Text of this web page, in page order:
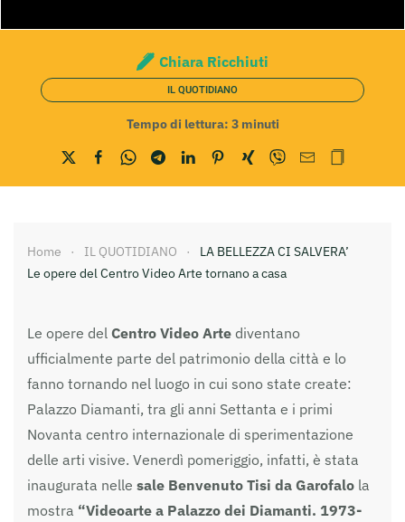
Chiara Ricchiuti
IL QUOTIDIANO
Tempo di lettura: 3 minuti
Home IL QUOTIDIANO
LA BELLEZZA CI SALVERA’
Le opere del Centro Video Arte tornano a casa
Le opere del Centro Video Arte diventano
ufficialmente parte del patrimonio della città e lo
fanno tornando nel luogo in cui sono state create:
Palazzo Diamanti, tra gli anni Settanta e i primi
Novanta centro internazionale di sperimentazione
delle arti visive. Venerdì pomeriggio, infatti, è stata
inaugurata nelle sale Benvenuto Tisi da Garofalo la
mostra “Videoarte a Palazzo dei Diamanti. 1973-